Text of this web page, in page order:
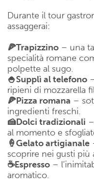
Durante il tour
assaggerai:
🍕Trapizzino – una
specialità romane
polpette al sugo.
🍚Supplì al telefono
ripieni di mozzarella
🍕Pizza romana –
ingredienti freschi.
🍰Dolci tradizionali
al momento e
🍦Gelato artigianale
scoprire nei gusti più
☕Espresso –
aromatico.